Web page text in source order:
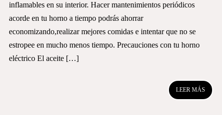
inflamables en su interior. Hacer mantenimientos periódicos
acorde en tu horno a tiempo podrás ahorrar
economizando,realizar mejores comidas e intentar que no se
estropee en mucho menos tiempo. Precauciones con tu horno
eléctrico El aceite […]
LEER MÁS